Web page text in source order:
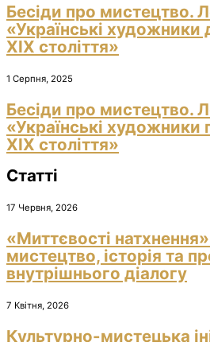
Бесіди про мистецтво.
«Українські художники
ХІХ століття»
1 Серпня, 2025
Бесіди про мистецтво.
«Українські художники
ХІХ століття»
Статті
17 Червня, 2026
«Миттєвості
мистецтво, історія та
внутрішнього діалогу
7 Квітня, 2026
Культурно-мистецька